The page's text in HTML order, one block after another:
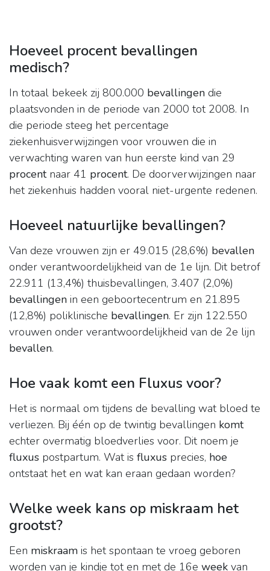
Hoeveel procent bevallingen
medisch?
In totaal bekeek zij 800.000 bevallingen die
plaatsvonden in de periode van 2000 tot 2008. In
die periode steeg het percentage
ziekenhuisverwijzingen voor vrouwen die in
verwachting waren van hun eerste kind van 29
procentnaar 41 procent. De doorverwijzingen naar
het ziekenhuis hadden vooral niet-urgente redenen.
Hoeveel natuurlijke bevallingen?
Van deze vrouwen zijn er 49.015 (28,6%) bevallen
onder verantwoordelijkheid van de 1e lijn. Dit betrof
22.911 (13,4%) thuisbevallingen, 3.407 (2,0%)
bevallingen in een geboortecentrum en 21.895
(12,8%) poliklinische bevallingen. Er zijn 122.550
vrouwen onder verantwoordelijkheid van de 2e lijn
bevallen.
Hoe vaak komt een Fluxus voor?
Het is normaal om tijdens de bevalling wat bloed te
verliezen. Bij één op de twintig bevallingen komt
echter overmatig bloedverlies voor. Dit noem je
fluxus postpartum. Wat is fluxus precies, hoe
ontstaat het en wat kan eraan gedaan worden?
Welke week kans op miskraam het
grootst?
Een miskraam is het spontaan te vroeg geboren
worden van je kindje tot en met de 16e week van